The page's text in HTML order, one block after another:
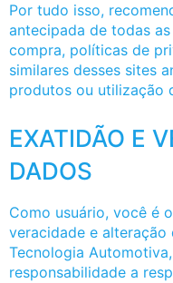
Por tudo isso,
antecipada de todas
compra, políticas de
similares desses sites
produtos ou utilização
EXATIDÃO E
DADOS
Como usuário, você é
veracidade e alteração
Tecnologia
responsabilidade a